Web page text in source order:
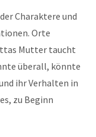
Charaktere und
Orte
Mutter taucht
überall, könnte
ihr Verhalten in
zu Beginn